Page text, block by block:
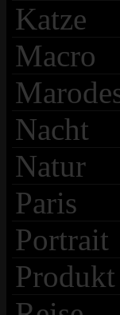
Katze
Macro
Nacht
Natur
Paris
Portrait
Produkt